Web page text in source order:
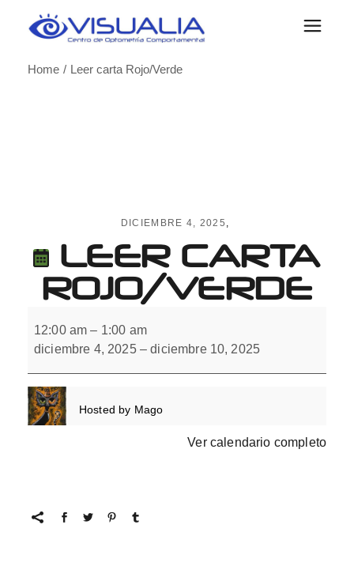
Home
Leer carta Rojo/Verde
DICIEMBRE 4, 2025
LEER CARTA
ROJO/VERDE
carta
Rojo/Verde
12:00 am – 1:00 am
diciembre 4, 2025 –diciembre 10, 2025
Hosted by Mago
Ver calendario completo